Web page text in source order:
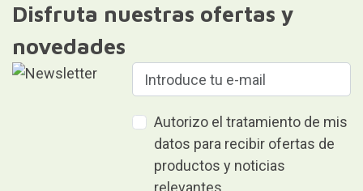
Disfruta nuestras ofertas y
novedades
Autorizo el tratamiento de mis
datos para recibir ofertas de
productos y noticias
relevantes